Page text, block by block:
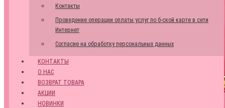
Контакты
Проведение операции оплаты услуг по б-ской карте в сети
Интернет
Согласие на обработку персональных данных
КОНТАКТЫ
О НАС
ВОЗВРАТ ТОВАРА
АКЦИИ
НОВИНКИ